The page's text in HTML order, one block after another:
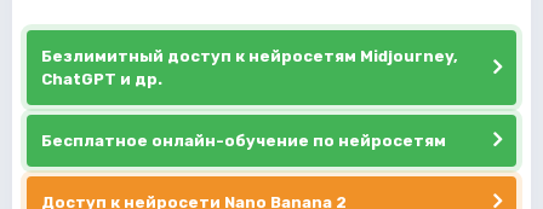
Безлимитный доступ к нейросетям Midjourney,
ChatGPT и др.
Бесплатное онлайн-обучение по нейросетям
Доступ к нейросети Nano Banana 2